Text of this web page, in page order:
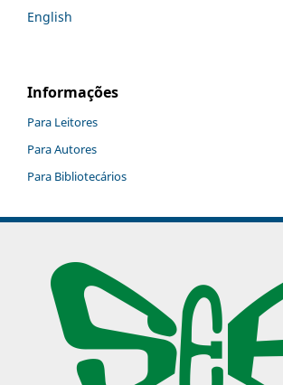
English
Informações
Para Leitores
Para Autores
Para Bibliotecários